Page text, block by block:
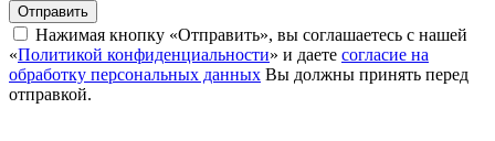
Отправить
Нажимая кнопку «Отправить», вы соглашаетесь с нашей
«Политикой конфиденциальности» и даете согласие на
обработку персональных данных Вы должны принять перед
отправкой.